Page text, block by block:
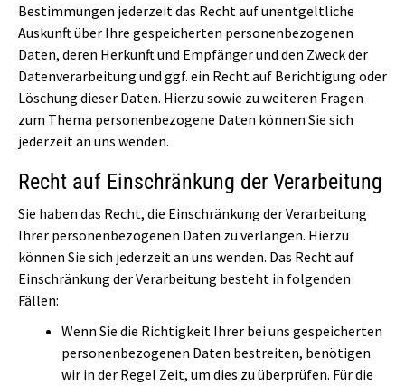
Bestimmungen jederzeit das Recht auf unentgeltliche
Auskunft über Ihre gespeicherten personenbezogenen
Daten, deren Herkunft und Empfänger und den Zweck der
Datenverarbeitung und ggf. ein Recht auf Berichtigung oder
Löschung dieser Daten. Hierzu sowie zu weiteren Fragen
zum Thema personenbezogene Daten können Sie sich
jederzeit an uns wenden.
Recht auf Einschränkung der Verarbeitung
Sie haben das Recht, die Einschränkung der Verarbeitung
Ihrer personenbezogenen Daten zu verlangen. Hierzu
können Sie sich jederzeit an uns wenden. Das Recht auf
Einschränkung der Verarbeitung besteht in folgenden
Fällen:
Wenn Sie die Richtigkeit Ihrer bei uns gespeicherten
personenbezogenen Daten bestreiten, benötigen
wir in der Regel Zeit, um dies zu überprüfen. Für die